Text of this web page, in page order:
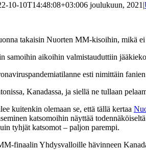
10-10T14:48:08+03:006 joulukuun, 2021|
takaisin Nuorten MM-kisoihin, mikä
samoihin aikoihin valmistauduttiin
esti nimittäin
Kanadassa, ja siellä ne tullaan
kuitenkin olemaan se, että tällä kertaa
katsomoihin näyttää
tyhjät katsomot – paljon parempi.
finaalin Yhdysvalloille hävinneen